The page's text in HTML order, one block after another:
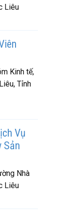
Liêu
Kinh tế,
Tỉnh
Vụ
Sản
Nhà
Liêu